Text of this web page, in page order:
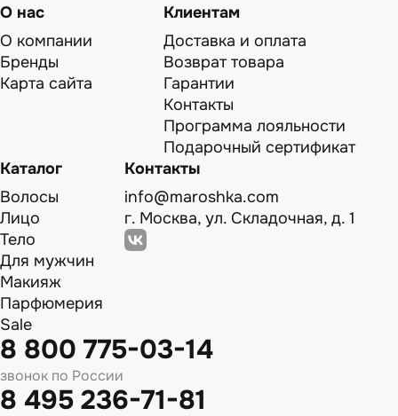
О нас
О компании
Бренды
Карта сайта
Клиентам
Доставка и оплата
Возврат товара
Гарантии
Контакты
Программа лояльности
Подарочный сертификат
Каталог
Волосы
Лицо
Тело
Для мужчин
Макияж
Парфюмерия
Sale
Контакты
info@maroshka.com
г. Москва, ул. Складочная, д. 1
8 800 775-03-14
звонок по России
8 495 236-71-81